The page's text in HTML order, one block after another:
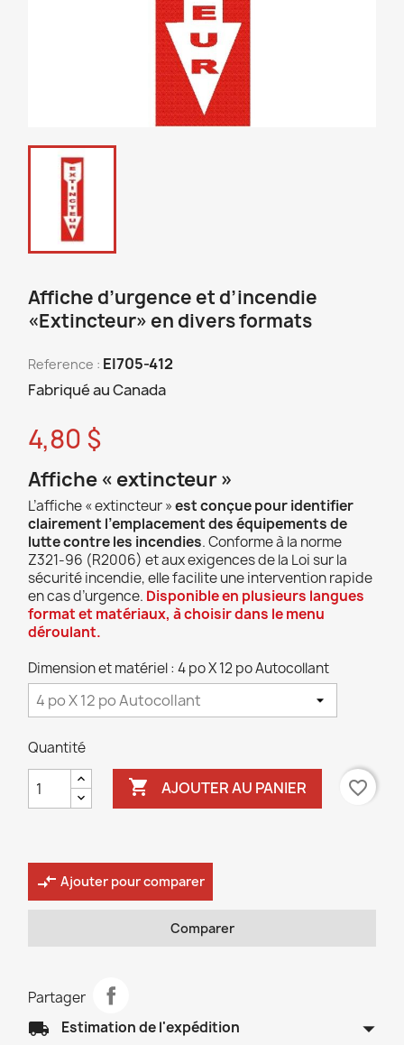
Affiche d’urgence et d’incendie
«Extincteur» en divers formats
Reference : EI705-412
Fabriqué au Canada
4,80 $
Affiche « extincteur »
L’affiche « extincteur »est conçue pour identifier
clairement l’emplacement des équipements de
lutte contre les incendies. Conforme à la norme
Z321-96 (R2006) et aux exigences de la Loi sur la
sécurité incendie, elle facilite une intervention rapide
en cas d’urgence. Disponible en plusieurs langues
format et matériaux, à choisir dans le menu
déroulant.
Dimension et matériel : 4 po X 12 po Autocollant
Quantité
 AJOUTER AU PANIER favorite_border
compare_arrows Ajouter pour comparer
Comparer
Partager
local_shipping Estimation de l'expédition arrow_drop_down